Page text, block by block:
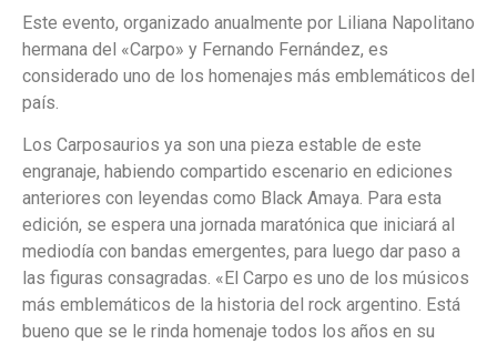
Este evento, organizado anualmente por Liliana Napolitano
hermana del «Carpo» y Fernando Fernández, es
considerado uno de los homenajes más emblemáticos del
país.
Los Carposaurios ya son una pieza estable de este
engranaje, habiendo compartido escenario en ediciones
anteriores con leyendas como Black Amaya. Para esta
edición, se espera una jornada maratónica que iniciará al
mediodía con bandas emergentes, para luego dar paso a
las figuras consagradas. «El Carpo es uno de los músicos
más emblemáticos de la historia del rock argentino. Está
bueno que se le rinda homenaje todos los años en su